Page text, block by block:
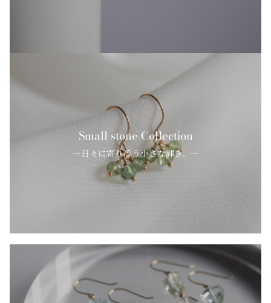
Small stone Collection
ー日々に寄り添う小さな輝き。ー